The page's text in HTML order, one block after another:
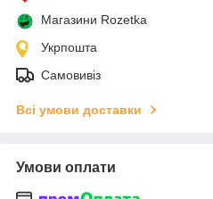
Магазини Rozetka
Укрпошта
Самовивіз
Всі умови доставки
Умови оплати